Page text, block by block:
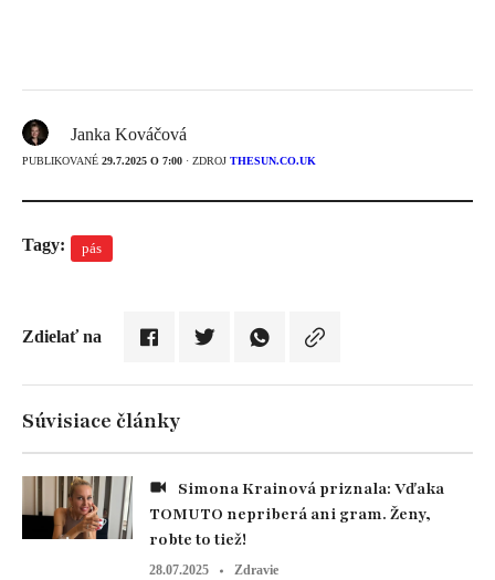
Janka Kováčová
PUBLIKOVANÉ 29.7.2025 O 7:00 · ZDROJ THESUN.CO.UK
Tagy: pás
Zdielať na
Súvisiace články
TOMUTO nepriberá ani gram. Ženy,
robte to tiež!
28.07.2025 Zdravie